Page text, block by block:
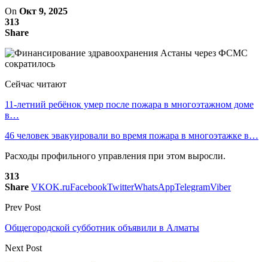
On Окт 9, 2025
313
Share
Сейчас читают
11-летний ребёнок умер после пожара в многоэтажном доме
в…
46 человек эвакуировали во время пожара в многоэтажке в…
Расходы профильного управления при этом выросли.
313
Share VKOK.ruFacebookTwitterWhatsAppTelegramViber
Prev Post
Общегородской субботник объявили в Алматы
Next Post